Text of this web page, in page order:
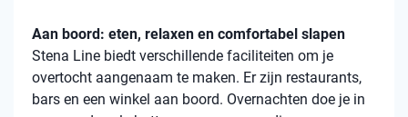
Aan boord: eten, relaxen en comfortabel slapen
Stena Line biedt verschillende faciliteiten om je
overtocht aangenaam te maken. Er zijn restaurants,
bars en een winkel aan boord. Overnachten doe je in